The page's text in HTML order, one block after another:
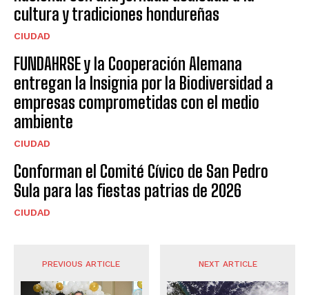
cultura y tradiciones hondureñas
CIUDAD
FUNDAHRSE y la Cooperación Alemana
entregan la Insignia por la Biodiversidad a
empresas comprometidas con el medio
ambiente
CIUDAD
Conforman el Comité Cívico de San Pedro
Sula para las fiestas patrias de 2026
CIUDAD
PREVIOUS ARTICLE NEXT ARTICLE